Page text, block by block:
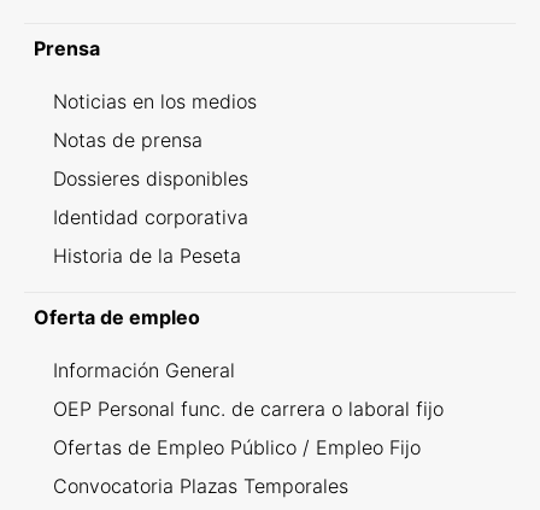
Prensa
Noticias en los medios
Notas de prensa
Dossieres disponibles
Identidad corporativa
Historia de la Peseta
Oferta de empleo
Información General
OEP Personal func. de carrera o laboral fijo
Ofertas de Empleo Público / Empleo Fijo
Convocatoria Plazas Temporales